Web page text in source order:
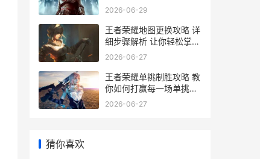
2026-06-29
王者荣耀地图更换攻略 详
细步骤解析 让你轻松掌握
地图更换技巧
2026-06-27
王者荣耀单挑制胜攻略 教
你如何打赢每一场单挑对
决
2026-06-27
猜你喜欢